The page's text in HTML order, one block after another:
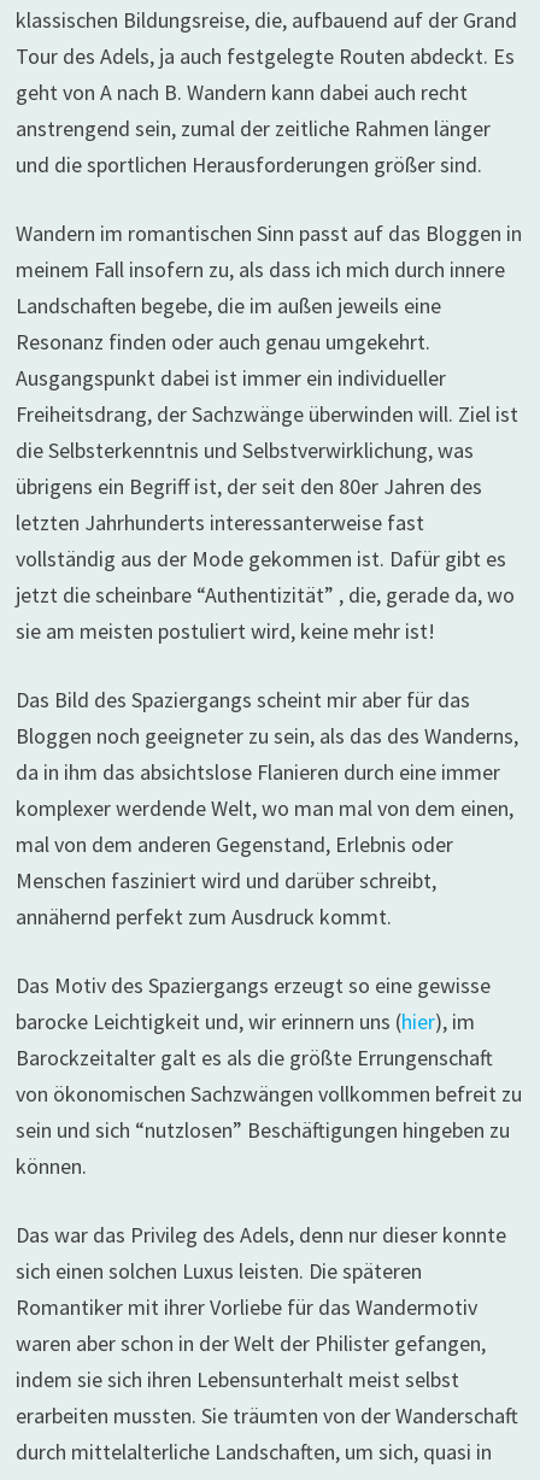
klassischen Bildungsreise, die, aufbauend auf der Grand
Tour des Adels, ja auch festgelegte Routen abdeckt. Es
geht von A nach B. Wandern kann dabei auch recht
anstrengend sein, zumal der zeitliche Rahmen länger
und die sportlichen Herausforderungen größer sind.
Wandern im romantischen Sinn passt auf das Bloggen in
meinem Fall insofern zu, als dass ich mich durch innere
Landschaften begebe, die im außen jeweils eine
Resonanz finden oder auch genau umgekehrt.
Ausgangspunkt dabei ist immer ein individueller
Freiheitsdrang, der Sachzwänge überwinden will. Ziel ist
die Selbsterkenntnis und Selbstverwirklichung, was
übrigens ein Begriff ist, der seit den 80er Jahren des
letzten Jahrhunderts interessanterweise fast
vollständig aus der Mode gekommen ist. Dafür gibt es
jetzt die scheinbare “Authentizität” , die, gerade da, wo
sie am meisten postuliert wird, keine mehr ist!
Das Bild des Spaziergangs scheint mir aber für das
Bloggen noch geeigneter zu sein, als das des Wanderns,
da in ihm das absichtslose Flanieren durch eine immer
komplexer werdende Welt, wo man mal von dem einen,
mal von dem anderen Gegenstand, Erlebnis oder
Menschen fasziniert wird und darüber schreibt,
annähernd perfekt zum Ausdruck kommt.
Das Motiv des Spaziergangs erzeugt so eine gewisse
barocke Leichtigkeit und, wir erinnern uns (hier), im
Barockzeitalter galt es als die größte Errungenschaft
von ökonomischen Sachzwängen vollkommen befreit zu
sein und sich “nutzlosen” Beschäftigungen hingeben zu
können.
Das war das Privileg des Adels, denn nur dieser konnte
sich einen solchen Luxus leisten. Die späteren
Romantiker mit ihrer Vorliebe für das Wandermotiv
waren aber schon in der Welt der Philister gefangen,
indem sie sich ihren Lebensunterhalt meist selbst
erarbeiten mussten. Sie träumten von der Wanderschaft
durch mittelalterliche Landschaften, um sich, quasi in